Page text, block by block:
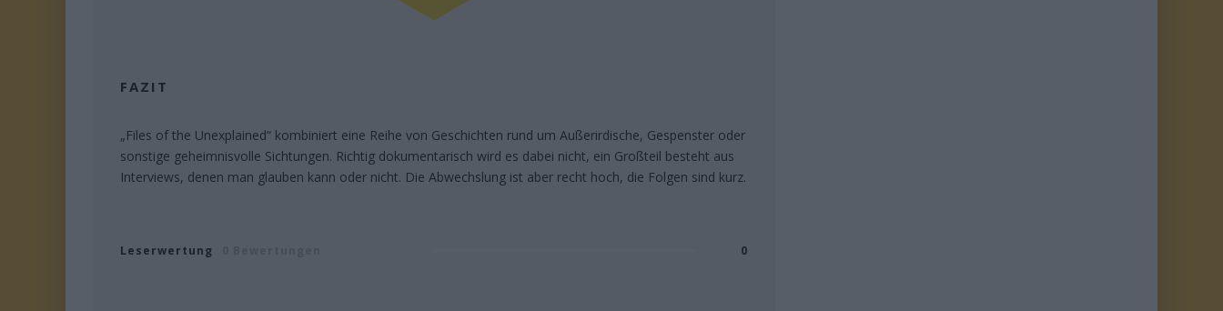
FAZIT
„Files of the Unexplained“ kombiniert eine Reihe von Geschichten rund um Außerirdische, Gespenster oder
sonstige geheimnisvolle Sichtungen. Richtig dokumentarisch wird es dabei nicht, ein Großteil besteht aus
Interviews, denen man glauben kann oder nicht. Die Abwechslung ist aber recht hoch, die Folgen sind kurz.
Leserwertung 0